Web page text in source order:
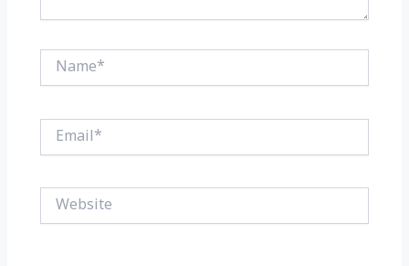
Name*
Email*
Website